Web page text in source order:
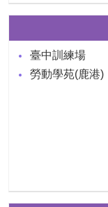
臺中訓練場
勞動學苑(鹿港)